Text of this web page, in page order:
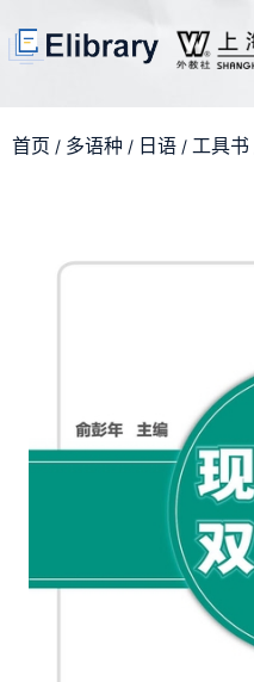
首页 / 多语种 / 日语 / 工具书